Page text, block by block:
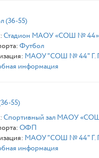
(36-55)
Стадион МАОУ «СОШ № 44»
Футбол
МАОУ "СОШ № 44" Г.
информация
55)
Спортивный зал МАОУ
ОФП
МАОУ "СОШ № 44" Г.
информация